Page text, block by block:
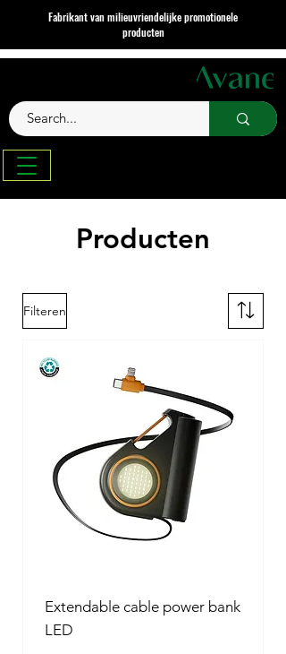
Fabrikant van milieuvriendelijke promotionele
producten
Producten
Filteren
Extendable cable power bank
LED